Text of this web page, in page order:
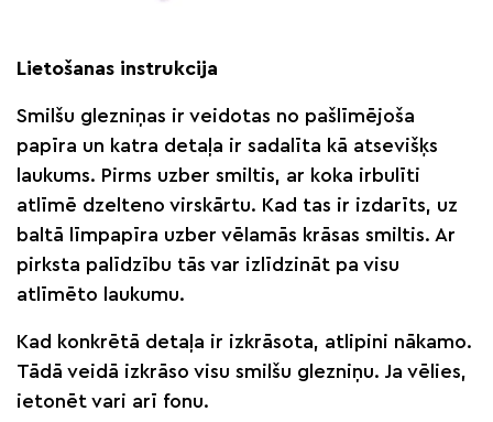
Lietošanas instrukcija
Smilšu glezniņas ir veidotas no pašlīmējoša
papīra un katra detaļa ir sadalīta kā atsevišķs
laukums. Pirms uzber smiltis, ar koka irbulīti
atlīmē dzelteno virskārtu. Kad tas ir izdarīts, uz
baltā līmpapīra uzber vēlamās krāsas smiltis. Ar
pirksta palīdzību tās var izlīdzināt pa visu
atlīmēto laukumu.
Kad konkrētā detaļa ir izkrāsota, atlipini nākamo.
Tādā veidā izkrāso visu smilšu glezniņu. Ja vēlies,
ietonēt vari arī fonu.